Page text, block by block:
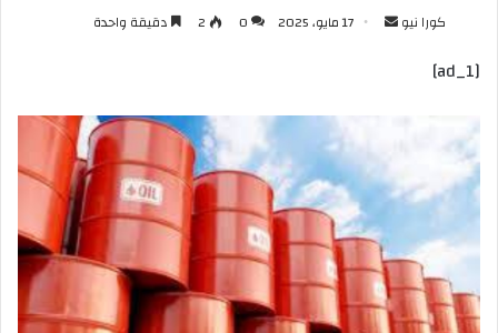
كورا نيو
أرسل 17 مايو، 2025 0
2 دقيقة واحدة
[ad_1]